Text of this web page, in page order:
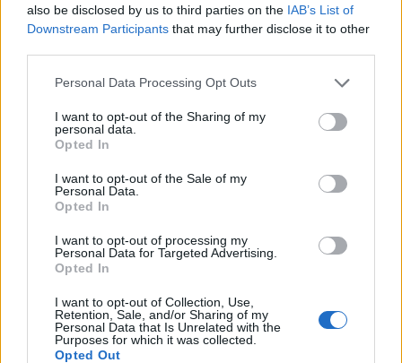
also be disclosed by us to third parties on the IAB’s List of
Downstream Participants that may further disclose it to other
Personal Data Processing Opt Outs
I want to opt-out of the Sharing of my
personal data.
Opted In
I want to opt-out of the Sale of my
Personal Data.
Opted In
I want to opt-out of processing my
Personal Data for Targeted Advertising.
Opted In
I want to opt-out of Collection, Use,
Retention, Sale, and/or Sharing of my
Personal Data that Is Unrelated with the
Purposes for which it was collected.
Opted Out
LIFESTYLE 20.06.2026 09:13
ΚΩΝΣΤΑΝΤΙΝΟΣ ΤΣΑΚΙΡΗΣ
Δανάη Μπάρκα και Φάνης Μπότσης: Το
παρασκήνιο με τους κουμπάρους, οι
Εγγραφή στο newsletter
Αποδέχομαι τους
και την πολιτική απορρήτου
X